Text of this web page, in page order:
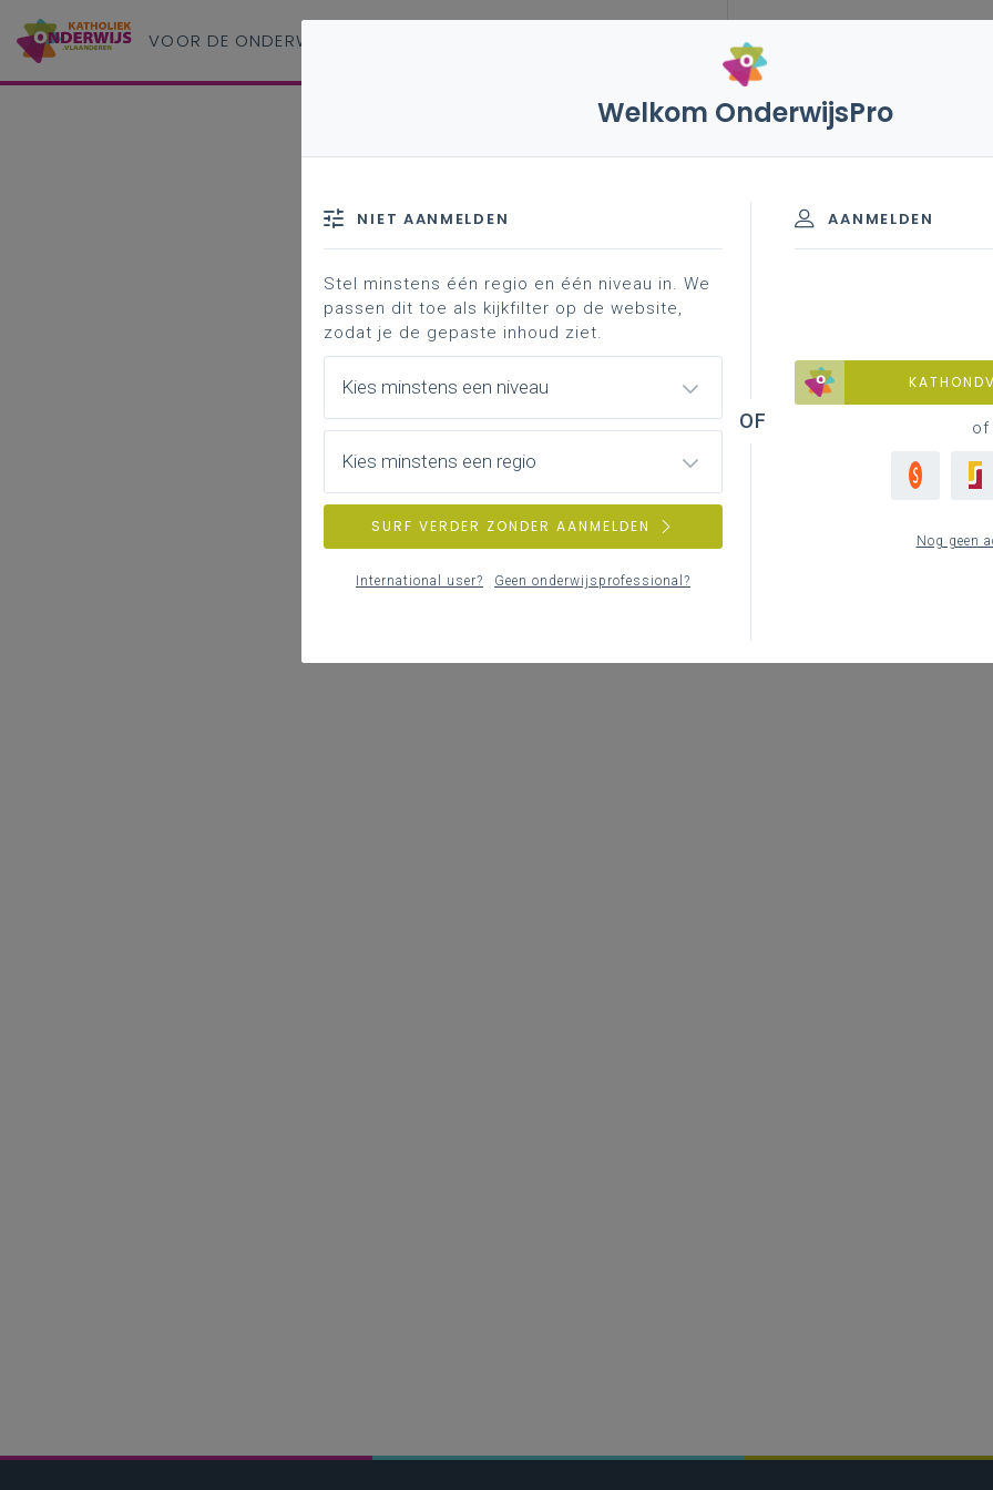
VOOR DE ONDERWIJS
Welkom OnderwijsPro
AANMELDEN
of
Nog geen
NIET AANMELDEN
Stel minstens één regio en één niveau in. We
passen dit toe als kijkfilter op de website,
zodat je de gepaste inhoud ziet.
Kies minstens een niveau
Kies minstens een regio
SURF VERDER ZONDER AANMELDEN
International user? Geen onderwijsprofessional?